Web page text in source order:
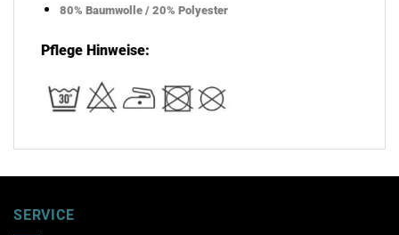
80% Baumwolle / 20% Polyester
Pflege Hinweise:
SERVICE